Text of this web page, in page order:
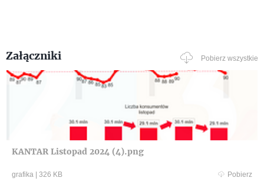
Załączniki Pobierz wszystkie
KANTAR Listopad 2024 (4).png
grafika 326 KB Pobierz